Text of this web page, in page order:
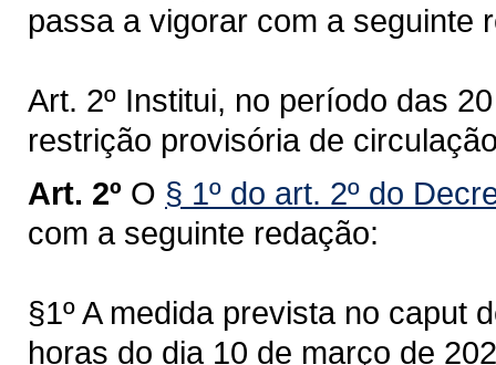
passa a vigorar com a seguinte
Art. 2º Institui, no período das
restrição provisória de
Art. 2º O § 1º do art. 2º do
com a seguinte redação:
§1º A medida prevista no caput
horas do dia 10 de março de